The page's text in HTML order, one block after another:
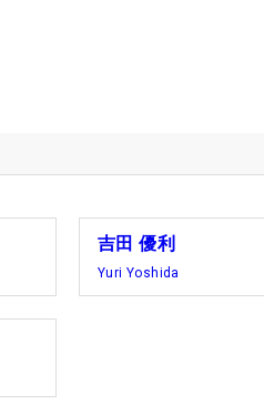
吉田 優利
Yuri Yoshida